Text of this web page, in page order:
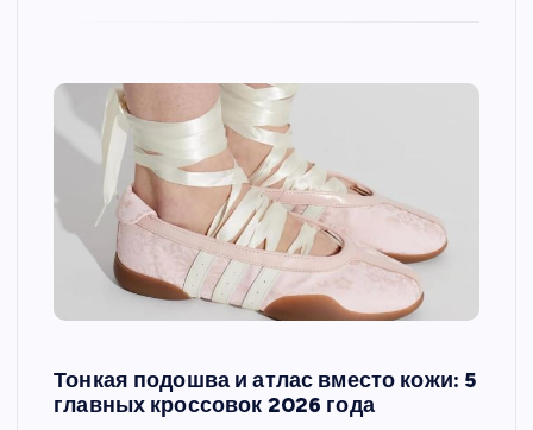
Тонкая подошва и атлас вместо кожи: 5
главных кроссовок 2026 года